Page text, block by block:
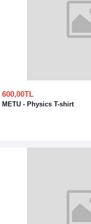
600,00TL
METU - Physics T-shirt